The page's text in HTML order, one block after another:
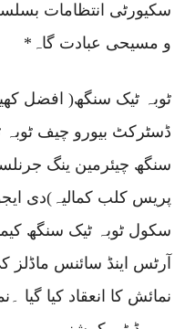
سکیورٹی انتظامات
و مسیحی عبادت گاہ*
ٹوبہ ٹیک سنگھ( افضل
ڈسٹرکٹ بیورو چیف ٹوبہ
سنگھ چیئرمین ینگ
پریس کلب کمالیہ)دی
سکول ٹوبہ ٹیک سنگھ
آرٹس اینڈ سائنس ماڈلز
نمائش کا انعقاد کیا گیا